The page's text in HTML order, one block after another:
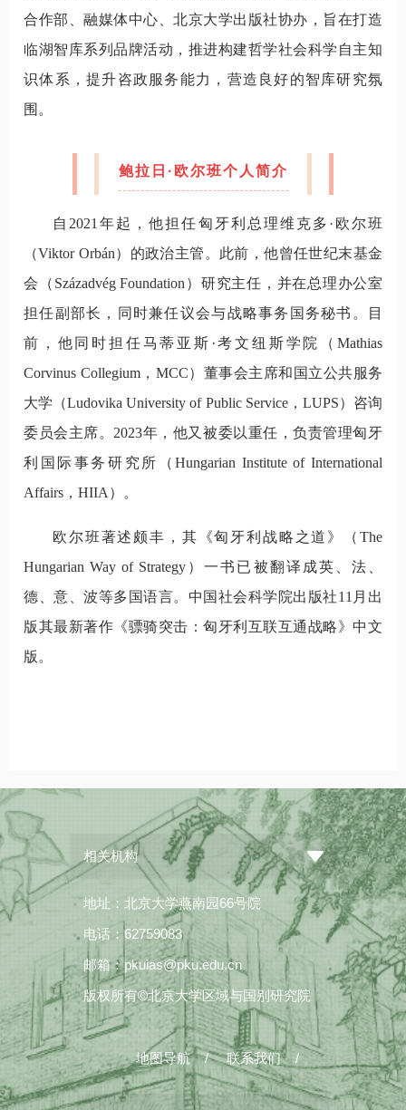
合作部、融媒体中心、北京大学出版社协办，旨在打造
临湖智库系列品牌活动，推进构建哲学社会科学自主知
识体系，提升咨政服务能力，营造良好的智库研究氛
围。
鲍拉日·欧尔班个人简介
自2021年起，他担任匈牙利总理维克多·欧尔班
（Viktor Orbán）的政治主管。此前，他曾任世纪末基金
会（Századvég Foundation）研究主任，并在总理办公室
担任副部长，同时兼任议会与战略事务国务秘书。目
前，他同时担任马蒂亚斯·考文纽斯学院（Mathias
Corvinus Collegium，MCC）董事会主席和国立公共服务
大学（Ludovika University of Public Service，LUPS）咨询
委员会主席。2023年，他又被委以重任，负责管理匈牙
利国际事务研究所（Hungarian Institute of International
Affairs，HIIA）。
欧尔班著述颇丰，其《匈牙利战略之道》（The
Hungarian Way of Strategy）一书已被翻译成英、法、
德、意、波等多国语言。中国社会科学院出版社11月出
版其最新著作《骠骑突击：匈牙利互联互通战略》中文
版。
相关机构
地址：北京大学燕南园66号院
电话：62759083
邮箱：pkuias@pku.edu.cn
版权所有©北京大学区域与国别研究院
地图导航 / 联系我们 /